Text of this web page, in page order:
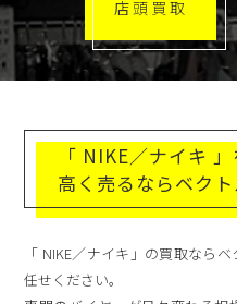
店頭買取
「 NIKE／ナイキ 」
高く売るならベクト
「 NIKE／ナイキ」の買取なら
任せください。